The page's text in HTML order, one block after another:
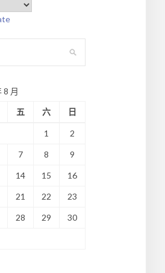
8 月
五 六 日
1 2
7 8 9
14 15 16
21 22 23
28 29 30